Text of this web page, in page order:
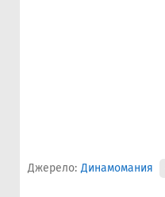
Джерело: Динамомания